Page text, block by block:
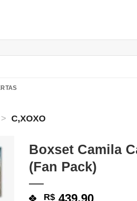
> C,XOXO
Boxset Camila
(Fan Pack)
R$ 439,90